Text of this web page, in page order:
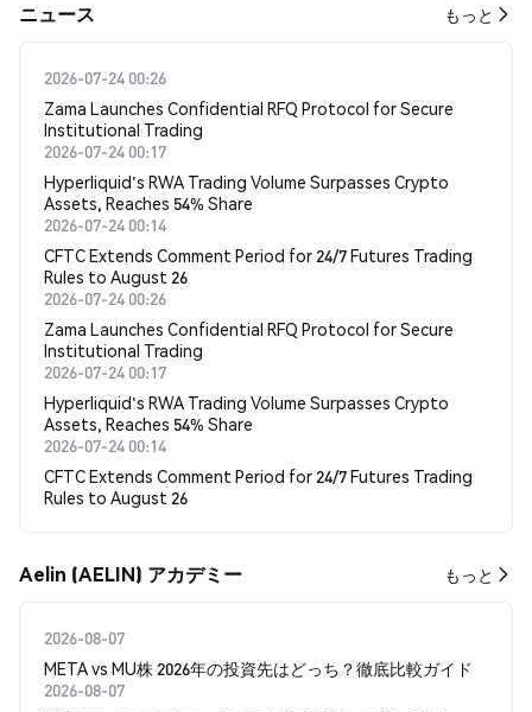
​​ニュース​​ もっと
2026-07-24 00:26
Zama Launches Confidential RFQ Protocol for Secure
Institutional Trading
2026-07-24 00:17
Hyperliquid's RWA Trading Volume Surpasses Crypto
Assets, Reaches 54% Share
2026-07-24 00:14
CFTC Extends Comment Period for 24/7 Futures Trading
Rules to August 26
2026-07-24 00:26
Zama Launches Confidential RFQ Protocol for Secure
Institutional Trading
2026-07-24 00:17
Hyperliquid's RWA Trading Volume Surpasses Crypto
Assets, Reaches 54% Share
2026-07-24 00:14
CFTC Extends Comment Period for 24/7 Futures Trading
Rules to August 26
Aelin (AELIN) アカデミー もっと
2026-08-07
META vs MU株 2026年の投資先はどっち？徹底比較ガイド
2026-08-07